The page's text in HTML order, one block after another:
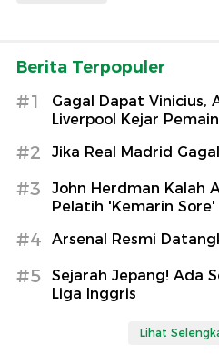
Berita Terpopuler
#1
Gagal Dapat Vinicius,
Liverpool Kejar
#2 Jika Real Madrid
#3
John Herdman Kalah
Pelatih 'Kemarin Sore'
#4 Arsenal Resmi
#5
Sejarah Jepang! Ada
Liga Inggris
Lihat